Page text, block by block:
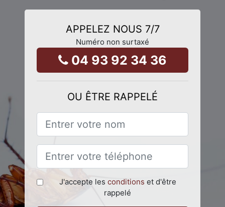
APPELEZ NOUS 7/7
Numéro non surtaxé
04 93 92 34 36
OU ÊTRE RAPPELÉ
J'accepte les conditions et d'être
rappelé